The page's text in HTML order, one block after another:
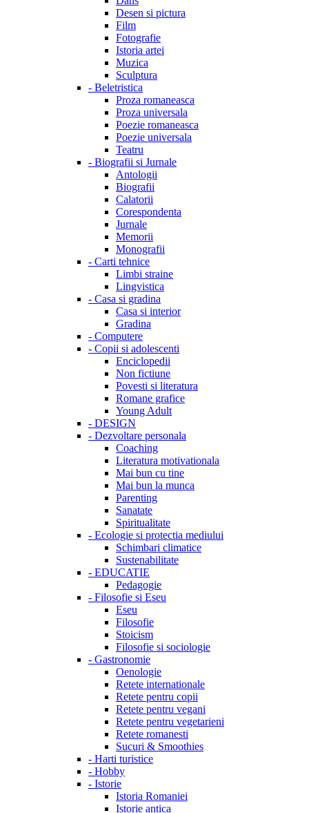
Desen si pictura
Film
Fotografie
Istoria artei
Muzica
Sculptura
- Beletristica
Proza romaneasca
Proza universala
Poezie romaneasca
Poezie universala
Teatru
- Biografii si Jurnale
Antologii
Biografii
Calatorii
Corespondenta
Jurnale
Memorii
Monografii
- Carti tehnice
Limbi straine
Lingvistica
- Casa si gradina
Casa si interior
Gradina
- Computere
- Copii si adolescenti
Enciclopedii
Non fictiune
Povesti si literatura
Romane grafice
Young Adult
- DESIGN
- Dezvoltare personala
Coaching
Literatura motivationala
Mai bun cu tine
Mai bun la munca
Parenting
Sanatate
Spiritualitate
- Ecologie si protectia mediului
Schimbari climatice
Sustenabilitate
- EDUCATIE
Pedagogie
- Filosofie si Eseu
Eseu
Filosofie
Stoicism
Filosofie si sociologie
- Gastronomie
Oenologie
Retete internationale
Retete pentru copii
Retete pentru vegani
Retete pentru vegetarieni
Retete romanesti
Sucuri & Smoothies
- Harti turistice
- Hobby
- Istorie
Istoria Romaniei
Istorie antica